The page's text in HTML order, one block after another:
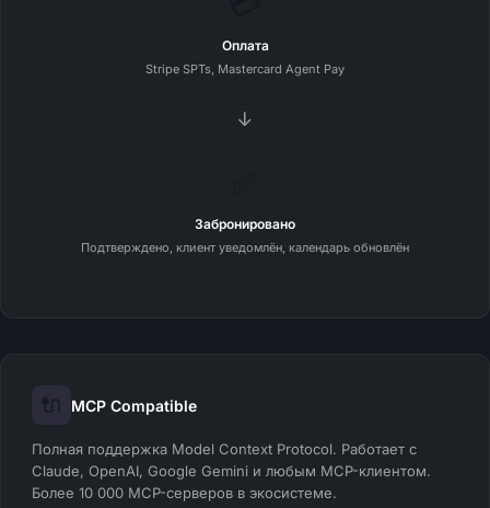
Оплата
Stripe SPTs, Mastercard Agent Pay
→
Забронировано
Подтверждено, клиент уведомлён, календарь обновлён
🔌 MCP Compatible
Полная поддержка Model Context Protocol. Работает с
Claude, OpenAI, Google Gemini и любым MCP-клиентом.
Более 10 000 MCP-серверов в экосистеме.